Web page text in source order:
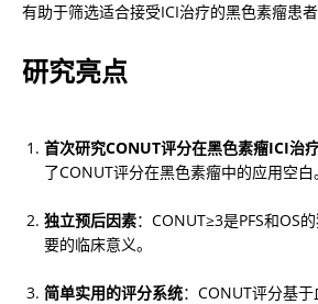
有助于筛选适合接受ICI治疗的黑色素瘤患者
研究亮点
首次研究CONUT评分在黑色素瘤ICI治
了CONUT评分在黑色素瘤中的应用空白。
独立预后因素：CONUT≥3是PFS和OS
要的临床意义。
简单实用的评分系统：CONUT评分基